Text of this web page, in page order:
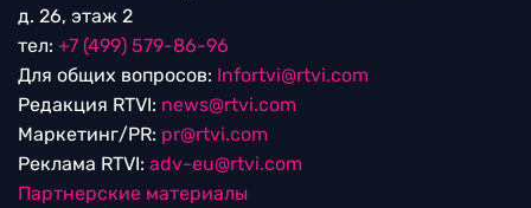
д. 26, этаж 2
тел: +7 (499) 579-86-96
Для общих вопросов: Infortvi@rtvi.com
Редакция RTVI: news@rtvi.com
Маркетинг/PR: pr@rtvi.com
Реклама RTVI: adv-eu@rtvi.com
Партнерские материалы